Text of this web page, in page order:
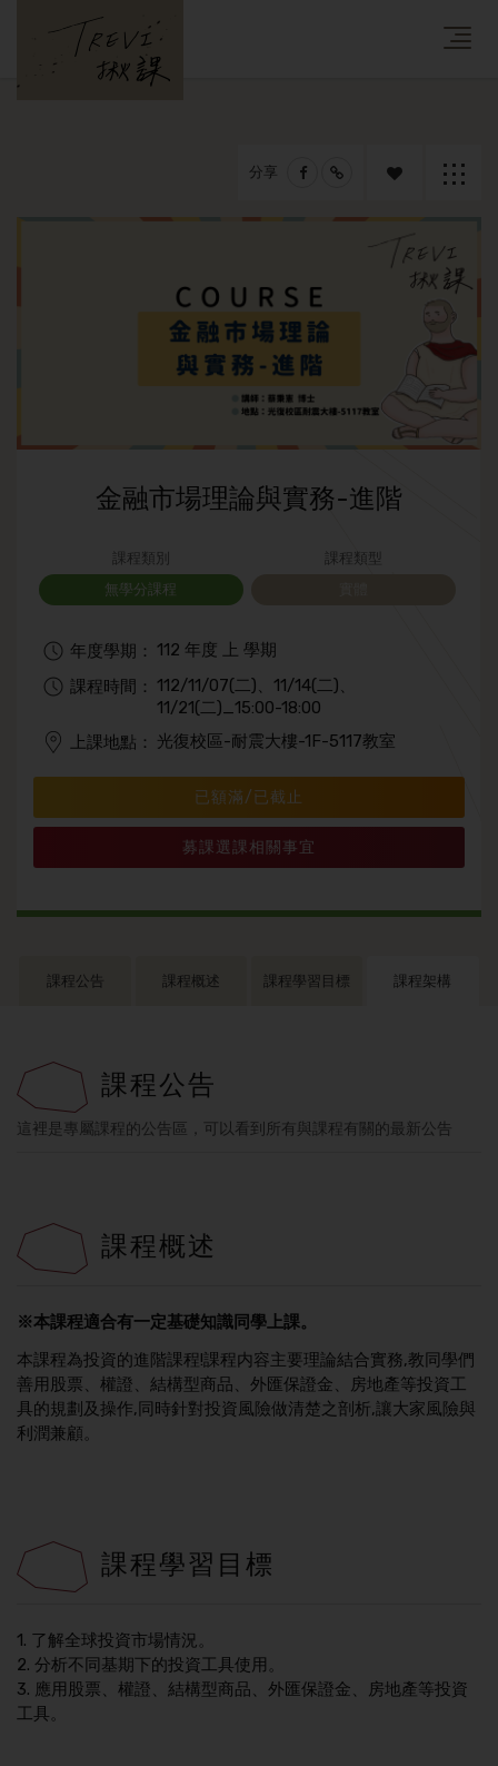
表
分享
金融市場理論與實務-進階
課程類別
無學分課程
課程類型
年度學期：
112 年度 上 學期
課程時間：
112/11/07(二)、11/14(二)、
11/21(二)_15:00-18:00
上課地點：
光復校區-耐震大樓-1F-5117教室
已額滿/已截止
募課選課相關事宜
課程公告 課程概述 課程學習目標 課程架構
課程公告
這裡是專屬課程的公告區，可以看到所有與課程有關的最新公告
課程概述
※本課程適合有一定基礎知識同學上課。
本課程為投資的進階課程!課程内容主要理論結合實務,教同學們
善用股票、權證、結構型商品、外匯保證金、房地產等投資工
具的規劃及操作,同時針對投資風險做清楚之剖析,讓大家風險與
利潤兼顧。
課程學習目標
1. 了解全球投資市場情況。
2. 分析不同基期下的投資工具使用。
3. 應用股票、權證、結構型商品、外匯保證金、房地產等投資
工具。